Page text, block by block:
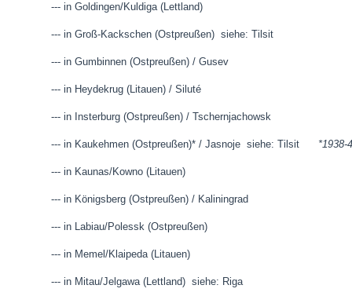
--- in Goldingen/Kuldiga (Lettland)
--- in Groß-Kackschen (Ostpreußen) siehe: Tilsit
--- in Gumbinnen (Ostpreußen) / Gusev
--- in Heydekrug (Litauen) / Siluté
--- in Insterburg (Ostpreußen) / Tschernjachowsk
--- in Kaukehmen (Ostpreußen)* / Jasnoje siehe: Tilsit *1938-
--- in Kaunas/Kowno (Litauen)
--- in Königsberg (Ostpreußen) / Kaliningrad
--- in Labiau/Polessk (Ostpreußen)
--- in Memel/Klaipeda (Litauen)
--- in Mitau/Jelgawa (Lettland) siehe: Riga